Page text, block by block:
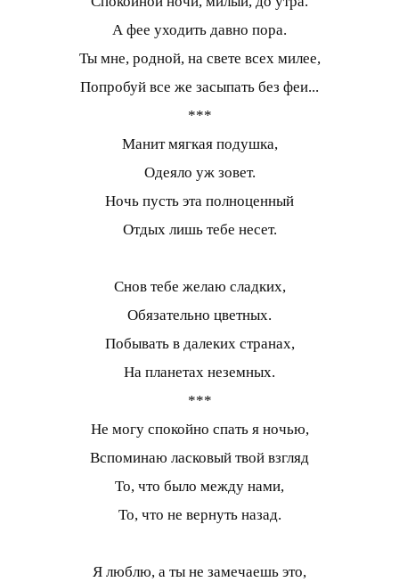
А фее уходить давно пора.
Ты мне, родной, на свете всех милее,
Попробуй все же засыпать без феи...
***
Манит мягкая подушка,
Одеяло уж зовет.
Ночь пусть эта полноценный
Отдых лишь тебе несет.
Снов тебе желаю сладких,
Обязательно цветных.
Побывать в далеких странах,
На планетах неземных.
***
Не могу спокойно спать я ночью,
Вспоминаю ласковый твой взгляд
То, что было между нами,
То, что не вернуть назад.
Я люблю, а ты не замечаешь это,